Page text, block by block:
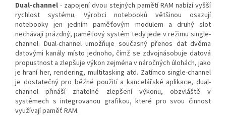
Dual-channel - zapojení dvou stejných pamětí RAM nabízí vyšší
rychlost systému. Výrobci notebooků většinou osazují
notebooky jen jedním paměťovým modulem a druhý slot
nechávají prázdný, paměťový systém tedy jede v režimu single-
channel. Dual-channel umožňuje současný přenos dat dvěma
datovými kanály místo jednoho, čímž se zdvojnásobuje datová
propustnost a zlepšuje výkon zejména v náročných úlohách, jako
je hraní her, rendering, multitasking atd. Zatímco single-channel
je dostatečný pro běžné použití a kancelářské aplikace, dual-
channel přináší znatelné zlepšení výkonu, obzvláště v
systémech s integrovanou grafikou, které pro svou činnost
využívají paměť RAM.